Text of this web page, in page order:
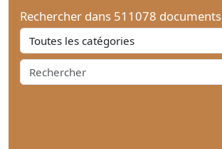
Rechercher dans 511078 documents